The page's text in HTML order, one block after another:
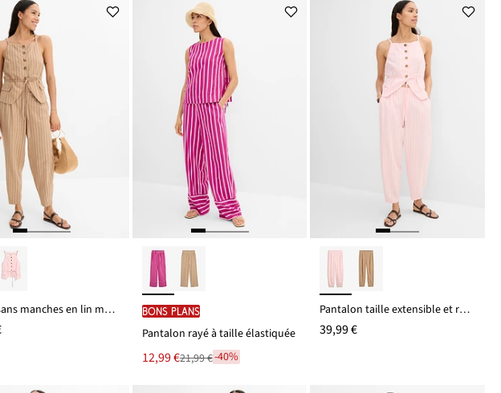
Blazer sans manches en lin mélangé BONS PLANS
Pantalon rayé à taille élastiquée
Le
nouveau
12,99 €
Remise21,99 €-40%
Pantalon taille extensible et rafraichissant
39,99 €